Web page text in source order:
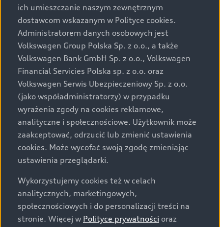
Audi zastrzega sobie możliwość wprowadzenia zmian w
prezentowanych wersjach. Przedstawione detale
wyposażenia mogą różnić się od specyfikacji
przewidzianej na rynek polski. Zamieszczone zdjęcia
mogą przedstawiać wyposażenie opcjonalne, dostępne
za dopłatą. Wiążące ustalenie ceny, wyposażenia i
specyfikacji pojazdu następują w umowie sprzedaży, a
określenie parametrów technicznych zawiera
świadectwo homologacji typu pojazdu. Zastrzegamy
sobie prawo do zmian i pomyłek. Wszelkie informacje
prezentowane na stronie są aktualne na dzień ich
zamieszczania. W celu uzyskania najnowszych
informacji prosimy kontaktować się z Partnerem Marki
Audi.
Wszystkie produkowane obecnie samochody marki Audi
są wykonywane z materiałów spełniających pod
względem możliwości odzysku i recyklingu wymagania
określone w normie ISO 22628 i są zgodne z
ich umieszczanie naszym zewnętrznym
dostawcom wskazanym w Polityce cookies.
Administratorem danych osobowych jest
Volkswagen Group Polska Sp. z o.o., a także
Volkswagen Bank GmbH Sp. z o.o., Volkswagen
Financial Servicies Polska sp. z o.o. oraz
Volkswagen Serwis Ubezpieczeniowy Sp. z o.o.
(jako współadministratorzy) w przypadku
wyrażenia zgody na cookies reklamowe,
analityczne i społecznościowe. Użytkownik może
zaakceptować, odrzucić lub zmienić ustawienia
cookies. Może wycofać swoją zgodę zmieniając
ustawienia przeglądarki.
Wykorzystujemy cookies też w celach
analitycznych, marketingowych,
społecznościowych i do personalizacji treści na
stronie. Więcej w Polityce prywatności oraz